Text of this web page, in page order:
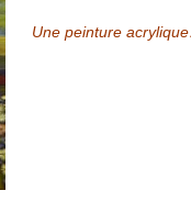
Une peinture